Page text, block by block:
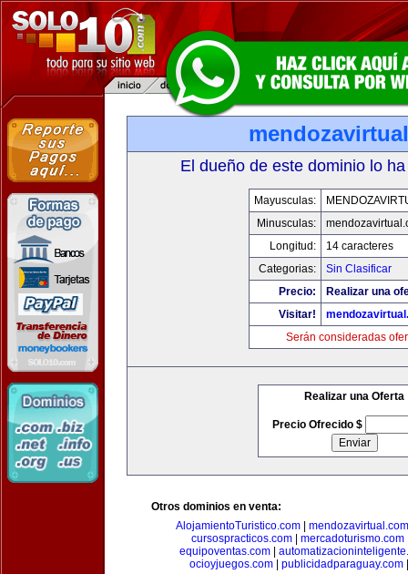
El dueño de este dominio lo
Mayusculas:
Minusculas:
Longitud:
14 caracteres
Categorias:
Sin Clasificar
Precio:
Realizar una
Visitar!
Serán consideradas
Realizar una Oferta
Precio Ofrecido $
Otros dominios en venta:
AlojamientoTuristico.com
mendozavirtual.com
cursospracticos.com| mercadoturismo.com
equipoventas.com|
ocioyjuegos.com| publicidadparaguay.com